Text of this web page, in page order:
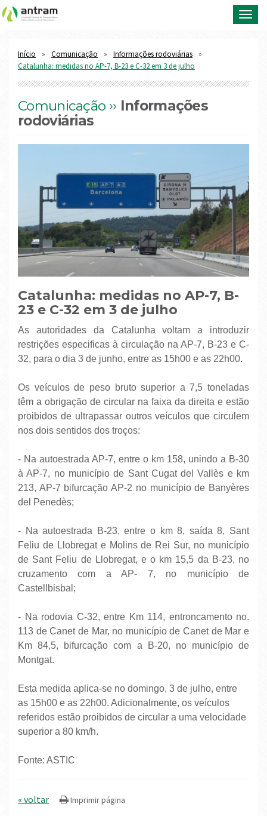
Início Comunicação
Informações rodoviárias
Catalunha: medidas no AP-7, B-23 e C-32 em 3 de julho
Comunicação ›› Informações
rodoviárias
Catalunha: medidas no AP-7, B-
23 e C-32 em 3 de julho
As autoridades da Catalunha voltam a introduzir
restrições especificas à circulação na AP-7, B-23 e C-
32, para o dia 3 de junho, entre as 15h00 e as 22h00.
Os veículos de peso bruto superior a 7,5 toneladas
têm a obrigação de circular na faixa da direita e estão
proibidos de ultrapassar outros veículos que circulem
nos dois sentidos dos troços:
- Na autoestrada AP-7, entre o km 158, unindo a B-30
à AP-7, no município de Sant Cugat del Vallès e km
213, AP-7 bifurcação AP-2 no município de Banyères
del Penedès;
- Na autoestrada B-23, entre o km 8, saída 8, Sant
Feliu de Llobregat e Molins de Rei Sur, no município
de Sant Feliu de Llobregat, e o km 15,5 da B-23, no
cruzamento com a AP- 7, no município de
Castellbisbal;
- Na rodovia C-32, entre Km 114, entroncamento no.
113 de Canet de Mar, no município de Canet de Mar e
Km 84,5, bifurcação com a B-20, no município de
Montgat.
Esta medida aplica-se no domingo, 3 de julho, entre
as 15h00 e as 22h00. Adicionalmente, os veículos
referidos estão proibidos de circular a uma velocidade
superior a 80 km/h.
Fonte: ASTIC
« voltar